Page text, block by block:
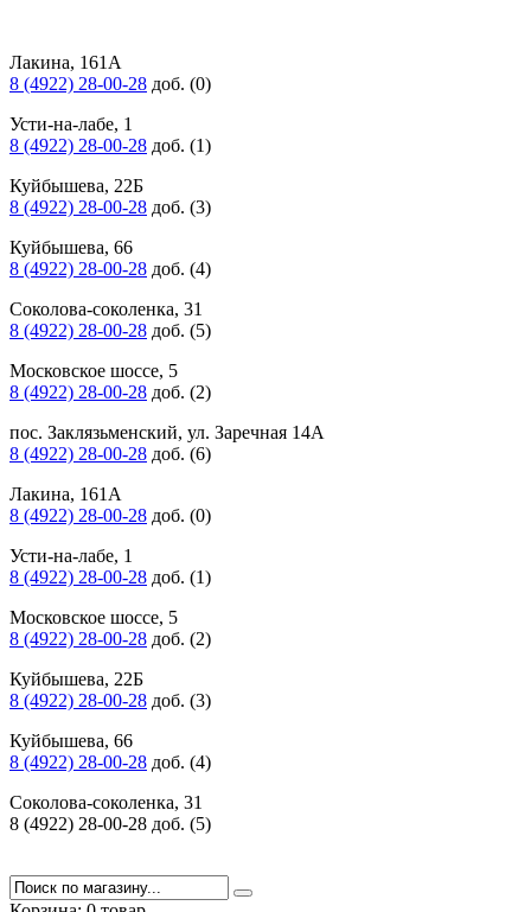
Лакина, 161А
8 (4922) 28-00-28 доб. (0)
Усти-на-лабе, 1
8 (4922) 28-00-28 доб. (1)
Куйбышева, 22Б
8 (4922) 28-00-28 доб. (3)
Куйбышева, 66
8 (4922) 28-00-28 доб. (4)
Соколова-соколенка, 31
8 (4922) 28-00-28 доб. (5)
Московское шоссе, 5
8 (4922) 28-00-28 доб. (2)
пос. Заклязьменский, ул. Заречная 14А
8 (4922) 28-00-28 доб. (6)
Лакина, 161А
8 (4922) 28-00-28 доб. (0)
Усти-на-лабе, 1
8 (4922) 28-00-28 доб. (1)
Московское шоссе, 5
8 (4922) 28-00-28 доб. (2)
Куйбышева, 22Б
8 (4922) 28-00-28 доб. (3)
Куйбышева, 66
8 (4922) 28-00-28 доб. (4)
Соколова-соколенка, 31
8 (4922) 28-00-28 доб. (5)